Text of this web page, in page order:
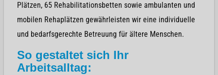
Plätzen, 65 Rehabilitationsbetten sowie ambulanten und
mobilen Rehaplätzen gewährleisten wir eine individuelle
und bedarfsgerechte Betreuung für ältere Menschen.
So gestaltet sich Ihr
Arbeitsalltag: